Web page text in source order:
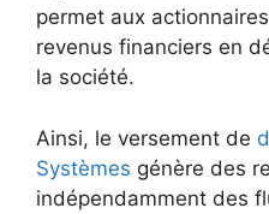
permet aux
revenus financiers en
la société.
Ainsi, le versement de
Systèmes génère des
indépendamment des